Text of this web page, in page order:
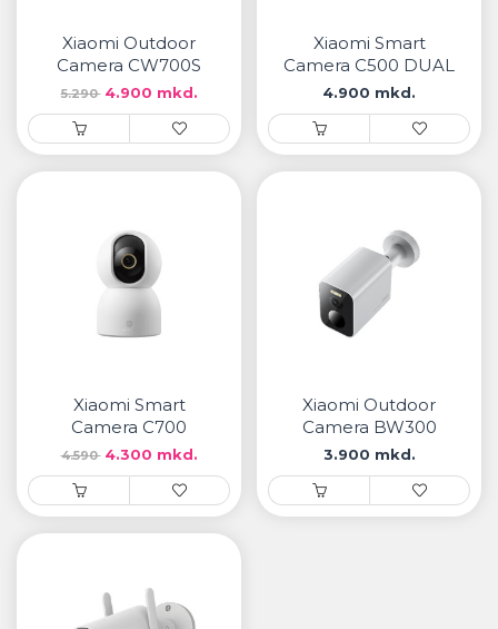
Xiaomi Outdoor
Camera CW700S
5.290 4.900 mkd.
Xiaomi Smart
Camera C500 DUAL
4.900 mkd.
Xiaomi Smart
Camera C700
4.590 4.300 mkd.
Xiaomi Outdoor
Camera BW300
3.900 mkd.
• Xiaomi
РЕМЕНИ ЗА ЧАСОВНИК
• Apple watch
• Galaxy watch
PLAYSTATION
ПРОЕКТОРИ